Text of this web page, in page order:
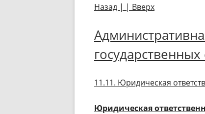
Назад | | Вверх
11.11. Юридическая
Юридическая